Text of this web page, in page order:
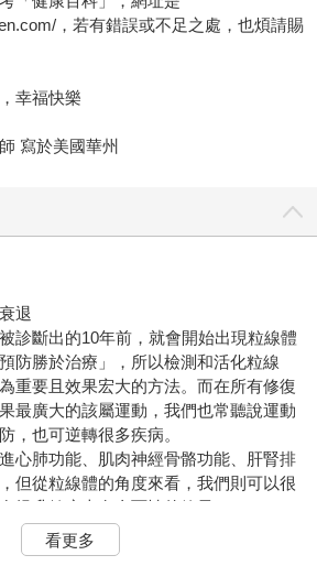
，若有錯誤或不足之處，也煩請賜
幸福快樂
寫於美國華州
退
診斷出的10年前，就會開始出現粒線體
防勝於治療」，所以檢測和活化粒線
重要且效果宏大的方法。而在所有修復
最廣大的該屬運動，我們也常聽說運動
，也可逆轉很多疾病。
心肺功能、肌肉神經骨骼功能、肝腎排
但從粒線體的角度來看，我們則可以很
提升健康上有全面性的效果。
效能
看更多